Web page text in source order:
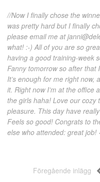
//Now I finally chose the
was pretty hard but I finally
please email me at
what! :-) All of you are so
having a good training-week
Fanny tomorrow so after that
It’s enough for me right now,
it. Right now I’m at the office
the girls haha! Love our cozy
pleasure. This day have
Feels so good! Congrats to
else who attended: great job!
Föregående inlägg